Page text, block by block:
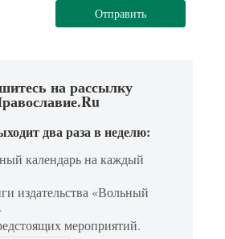
Отправить
на рассылку
два раза в неделю:
календарь на каждый
издательства «Вольный
мероприятий.